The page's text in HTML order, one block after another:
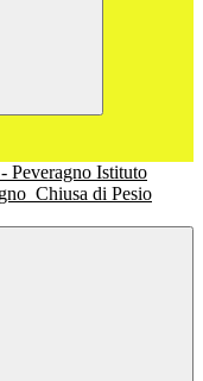
Istituto
Chiusa di Pesio